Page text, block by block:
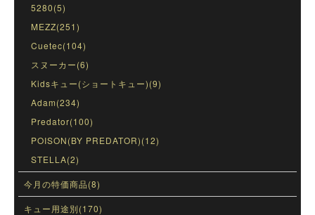
5280(5)
MEZZ(251)
Cuetec(104)
スヌーカー(6)
Kidsキュー(ショートキュー)(9)
Adam(234)
Predator(100)
POISON(BY PREDATOR)(12)
STELLA(2)
今月の特価商品(8)
キュー用途別(170)